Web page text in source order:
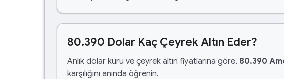
80.390 Dolar Kaç Çeyrek Altın Eder?
Anlık dolar kuru ve çeyrek altın fiyatlarına göre, 80.390
karşılığını anında öğrenin.